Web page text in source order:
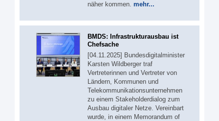
näher kommen. mehr...
BMDS: Infrastrukturausbau ist
Chefsache
[04.11.2025] Bundesdigitalminister
Karsten Wildberger traf
Vertreterinnen und Vertreter von
Ländern, Kommunen und
Telekommunikationsunternehmen
zu einem Stakeholderdialog zum
Ausbau digitaler Netze. Vereinbart
wurde, in einem Memorandum of